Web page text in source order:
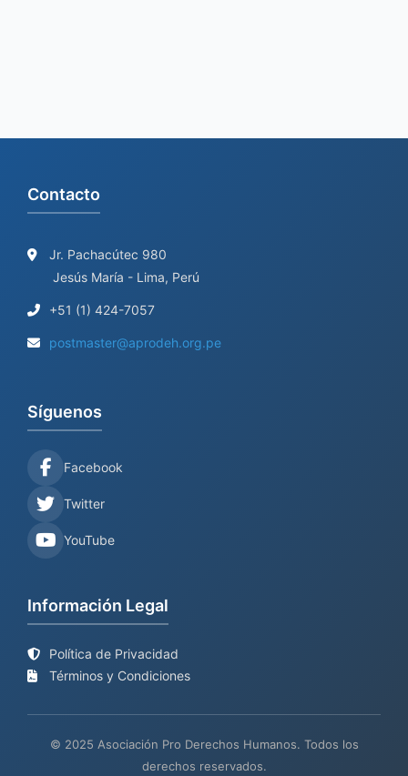
Contacto
Jr. Pachacútec 980
Jesús María - Lima, Perú
+51 (1) 424-7057
postmaster@aprodeh.org.pe
Síguenos
Facebook
Twitter
YouTube
Información Legal
Política de Privacidad
Términos y Condiciones
© 2025 Asociación Pro Derechos Humanos. Todos los
derechos reservados.